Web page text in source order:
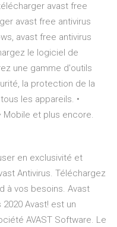
avast free
avast free antivirus
avast free antivirus
le logiciel de
une gamme d'outils
la protection de la
les appareils. •
Mobile et plus encore.
en exclusivité et
Antivirus. Téléchargez
à vos besoins. Avast
Avast! est un
AVAST Software. Le